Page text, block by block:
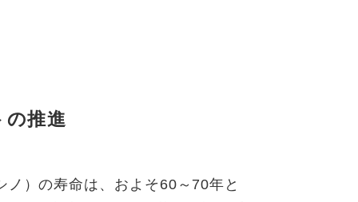
の推進
）の寿命は、およそ60～70年と